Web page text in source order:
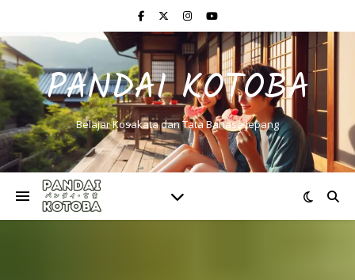
PANDAI KOTOBA
Belajar Kosakata dan Tata Bahasa Jepang